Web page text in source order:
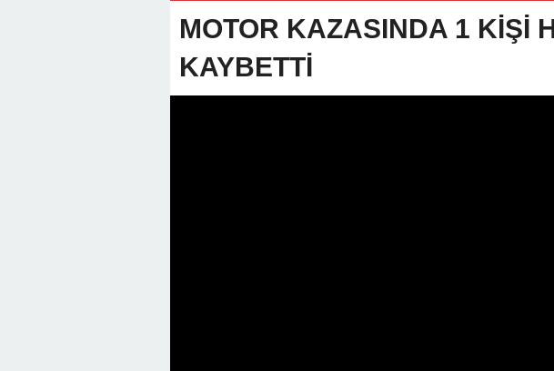
MOTOR KAZASINDA 1 KİŞİ
KAYBETTİ